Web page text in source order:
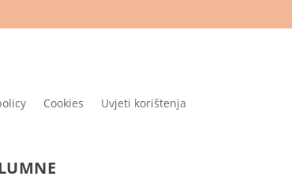
Cookies Uvjeti korištenja